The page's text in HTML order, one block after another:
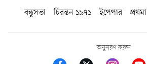
বন্ধুসভা
চিরন্তন ১৯৭১ ইপেপার প্রথমা
অনুসরণ করুন